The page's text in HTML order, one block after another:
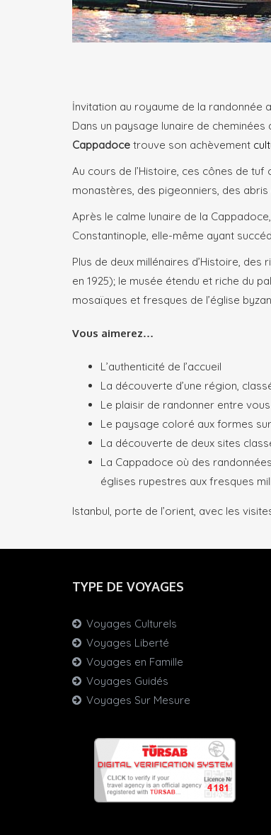
İnvitation au royaume de la randonnée
Dans un paysage lunaire de
Cappadoce trouve son achèvement
Au cours de l’Histoire, ces cônes de
monastères, des pigeonniers, des
Après le calme lunaire de la
Constantinople, elle-même ayant
Plus de deux millénaires d’Histoire,
en 1925); le musée étendu et riche du
mosaïques et fresques de l’église
Vous aimerez…
L’authenticité de l’accueil
La découverte d’une région,
Le plaisir de randonner entre
Le paysage coloré aux formes
La découverte de deux sites
La Cappadoce où des
églises rupestres aux fresques
Istanbul, porte de l’orient, avec les
TYPE DE VOYAGES
Voyages Culturels
Voyages Liberté
Voyages en Famille
Voyages Guidés
Voyages Sur Mesure